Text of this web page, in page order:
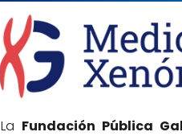
La Fundación Pública